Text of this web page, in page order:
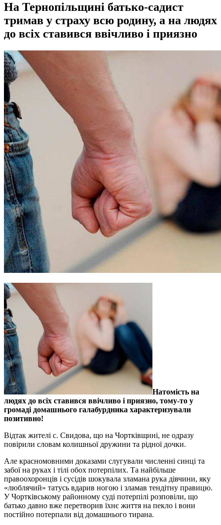
На Тернопільщині батько-садист
тримав у страху всю родину, а на людях
до всіх ставився ввічливо і приязно
Натомість на
людях до всіх ставився ввічливо і приязно, тому-то у
громаді домашнього галабурдника характеризували
позитивно!
Відтак жителі с. Свидова, що на Чортківщині, не одразу
повірили словам колишньої дружини та рідної дочки.
Але красномовними доказами слугували численні синці та
забої на руках і тілі обох потерпілих. Та найбільше
правоохоронців і сусідів шокувала зламана рука дівчини, яку
«люблячий» татусь вдарив ногою і зламав тендітну правицю.
У Чортківському районному суді потерпілі розповіли, що
батько давно вже перетворив їхнє життя на пекло і вони
постійно потерпали від домашнього тирана.